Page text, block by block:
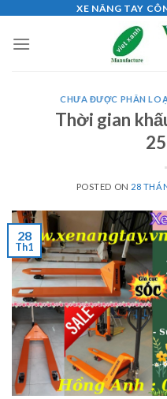
content
XE NÂNG TAY
CHƯA ĐƯỢC PHÂN
Thời gian
POSTED ON 28
28
Th1